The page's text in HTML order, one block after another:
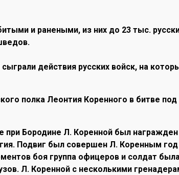
и ранеными, из них до 23 тыс.
действия русских войск, на
полка Леонтия Коренного в битве под
при Бородине Л. Коренной был награжден
Подвиг был совершен Л. Коренным год
боя группа офицеров и солдат
Л. Коренной с несколькими